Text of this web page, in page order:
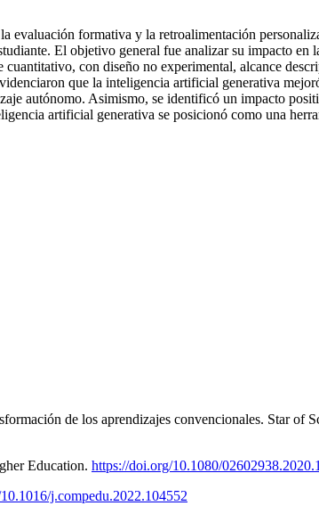
formativa y la retroalimentación
El objetivo general fue analizar su impacto
con diseño no experimental, alcance
que la inteligencia artificial generativa
autónomo. Asimismo, se identificó un impacto
artificial generativa se posicionó como una
de los aprendizajes convencionales. Star of
Education. https://doi.org/10.1080/
j.compedu.2022.104552